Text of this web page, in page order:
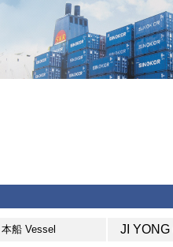
本船 Vessel JI